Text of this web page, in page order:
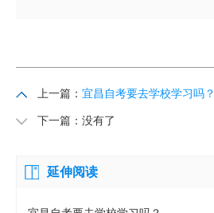
上一篇： 宜昌自考要去学校学习吗？
下一篇：没有了
延伸阅读